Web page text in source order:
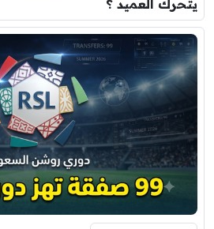
يتحرك العميد ؟